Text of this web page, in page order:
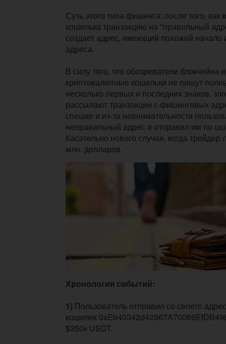
Суть этого типа фишинга: после того, как
кошелька транзакцию на "правильный
создает адрес, имеющий похожий начало
адреса.
В силу того, что обозреватели блокчейна
криптовалютные кошельки не пишут
несколько первых и последних знаков,
рассылают транзакции с фишинговых
спешке и из-за невнимательности
неправильный адрес и отправил им по
Касательно нового случая, когда
млн. долларов.
Хронология событий:
1) Пользователь отправил со своего
кошелек
$350к USDT.